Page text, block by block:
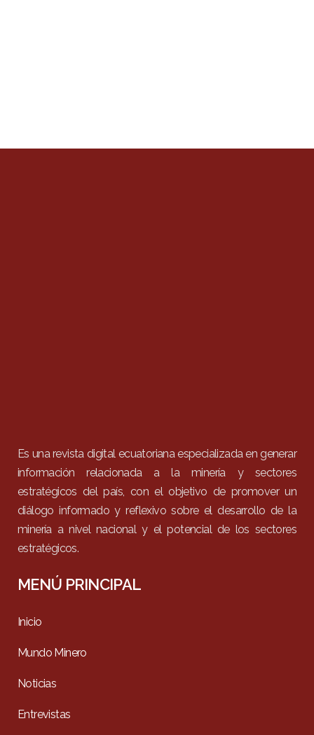
Es una revista digital ecuatoriana especializada en generar
información relacionada a la minería y sectores
estratégicos del país, con el objetivo de promover un
diálogo informado y reflexivo sobre el desarrollo de la
minería a nivel nacional y el potencial de los sectores
estratégicos.
MENÚ PRINCIPAL
Inicio
Mundo Minero
Noticias
Entrevistas